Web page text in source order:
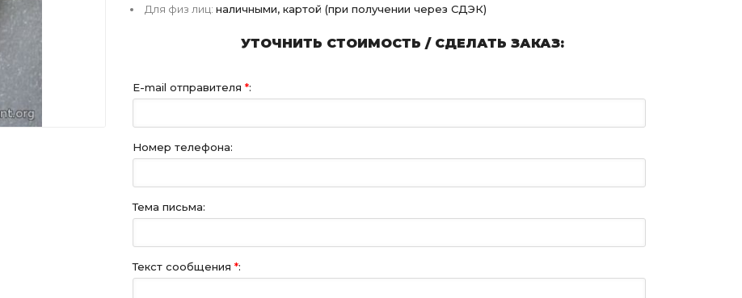
Для физ лиц: наличными, картой (при получении через СДЭК)
УТОЧНИТЬ СТОИМОСТЬ / СДЕЛАТЬ ЗАКАЗ:
E-mail отправителя *:
Номер телефона:
Тема письма:
Текст сообщения *: